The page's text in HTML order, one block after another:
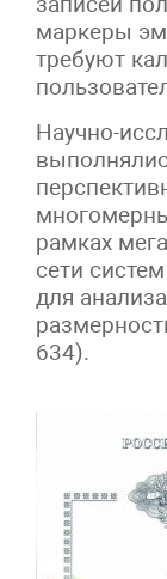
маркеры
требуют
Научно-
рамках
сети
для
634).